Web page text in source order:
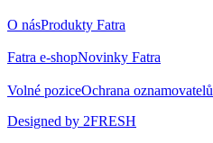
O násProdukty Fatra
Fatra e-shopNovinky Fatra
Volné poziceOchrana oznamovatelů
Designed by 2FRESH